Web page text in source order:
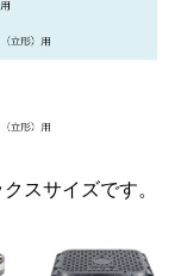
スサイズです。